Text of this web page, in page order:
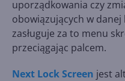
uporządkowania czy
obowiązujących w
zasługuje za to menu
przeciągając palcem.
Next Lock Screen jest